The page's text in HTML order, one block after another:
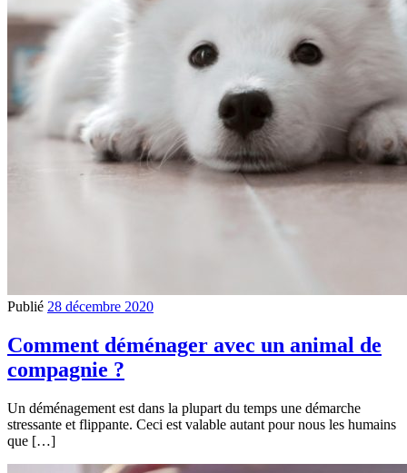
Publié 28 décembre 2020
Comment déménager avec un animal de
compagnie ?
Un déménagement est dans la plupart du temps une démarche
stressante et flippante. Ceci est valable autant pour nous les humains
que […]